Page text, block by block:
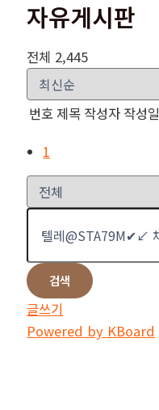
자유게시판
전체 2,445
번호제목 작성자 작성일
1
검색
글쓰기
Powered by KBoard